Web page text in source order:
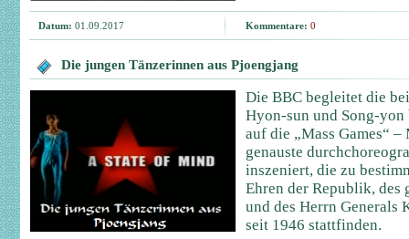
Datum: 01.09.2017 Kommentare: 0
Die jungen Tänzerinnen aus Pjoengjang
Die BBC begleitet die
Hyon-sun und Song-
auf die „Mass Games“
genauste
inszeniert, die zu
Ehren der Republik,
und des Herrn
seit 1946 stattfinden.